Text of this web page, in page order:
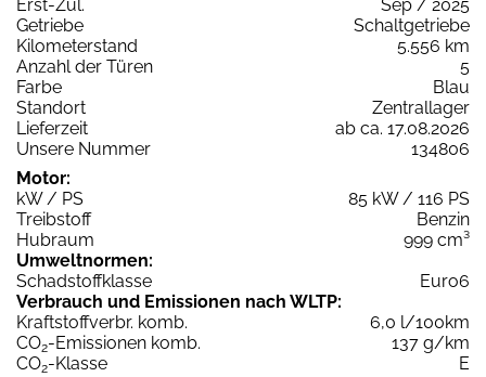
Erst-Zul.
Sep / 2025
Getriebe
Schaltgetriebe
Kilometerstand
5.556 km
Anzahl der Türen
5
Farbe
Blau
Standort
Zentrallager
Lieferzeit
ab ca. 17.08.2026
Unsere Nummer
134806
Motor:
kW / PS
85 kW / 116 PS
Treibstoff
Benzin
Hubraum
999 cm³
Umweltnormen:
Schadstoffklasse
Euro6
Verbrauch und Emissionen nach WLTP:
Kraftstoffverbr. komb.
6,0 l/100km
CO2-Emissionen komb.
137 g/km
CO2-Klasse
E